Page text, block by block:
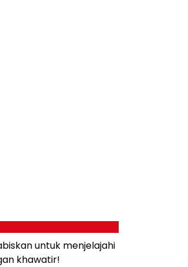
untuk menjelajahi
khawatir!